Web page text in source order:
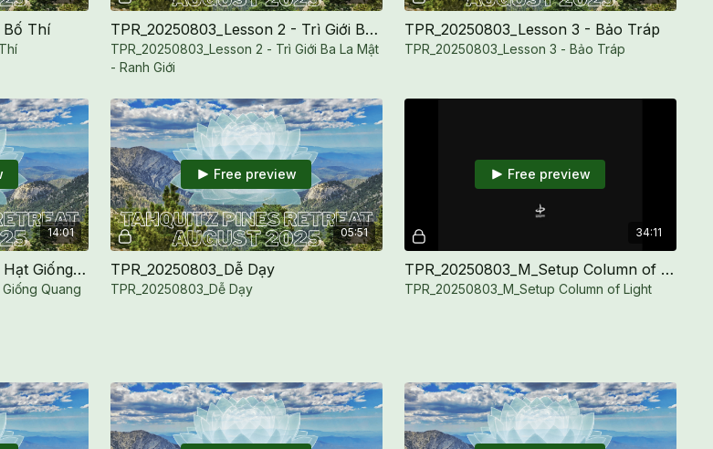
Bố Thí TPR_20250803_Lesson 2 - Trì Giới Ba La Mật - Ranh Giới
TPR_20250803_Lesson 2 - Trì Giới Ba La Mật
- Ranh Giới
TPR_20250803_Lesson 3 - Bảo Tráp
TPR_20250803_Lesson 3 - Bảo Tráp
14:01
TPR_20250803_Vấn Đáp - Hạt Giống Quang Minh
Quang
05:51
Free preview
TPR_20250803_Dễ Dạy
TPR_20250803_Dễ Dạy
34:11
Free preview
TPR_20250803_M_Setup Column of Light
TPR_20250803_M_Setup Column of Light